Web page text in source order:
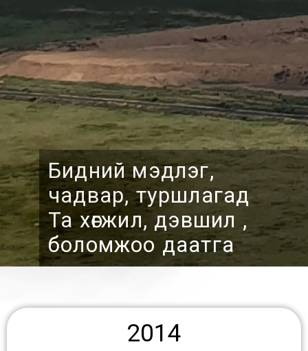
Бидний мэдлэг,
чадвар, туршлагад
Та хөгжил, дэвшил ,
боломжоо даатга
2014